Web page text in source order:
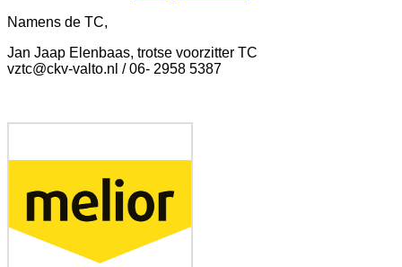
Namens de TC,
Jan Jaap Elenbaas, trotse voorzitter TC
vztc@ckv-valto.nl / 06- 2958 5387